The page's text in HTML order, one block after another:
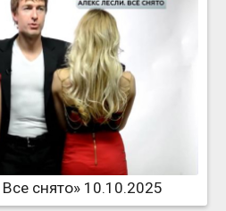
снято» 10.10.2025